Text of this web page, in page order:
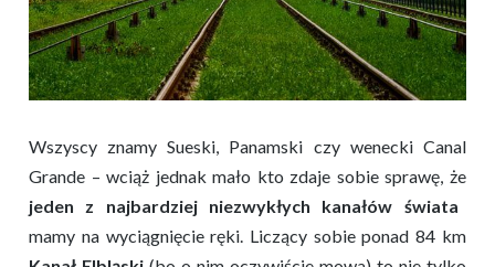
Wszyscy znamy Sueski, Panamski czy wenecki Canal
Grande – wciąż jednak mało kto zdaje sobie sprawę, że
jeden z najbardziej niezwykłych kanałów świata
mamy na wyciągnięcie ręki. Liczący sobie ponad 84 km